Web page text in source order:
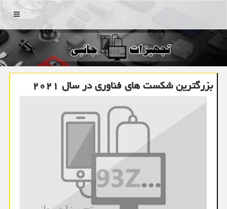
منو
بزرگترین شکست های فناوری در سال ۲۰۲۱